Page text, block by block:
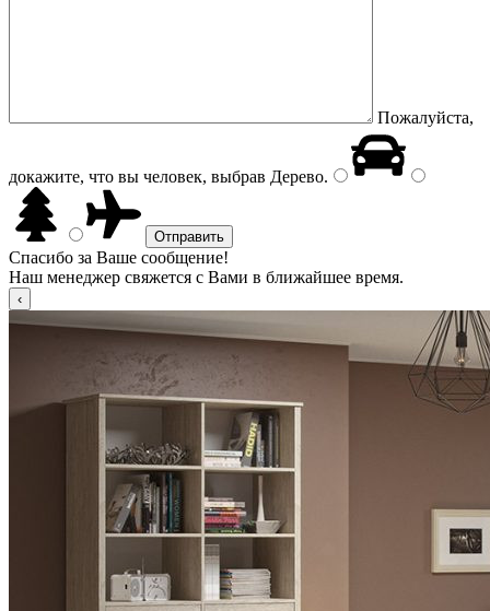
Пожалуйста,
докажите, что вы человек, выбрав Дерево.
Спасибо за Ваше сообщение!
Наш менеджер свяжется с Вами в ближайшее время.